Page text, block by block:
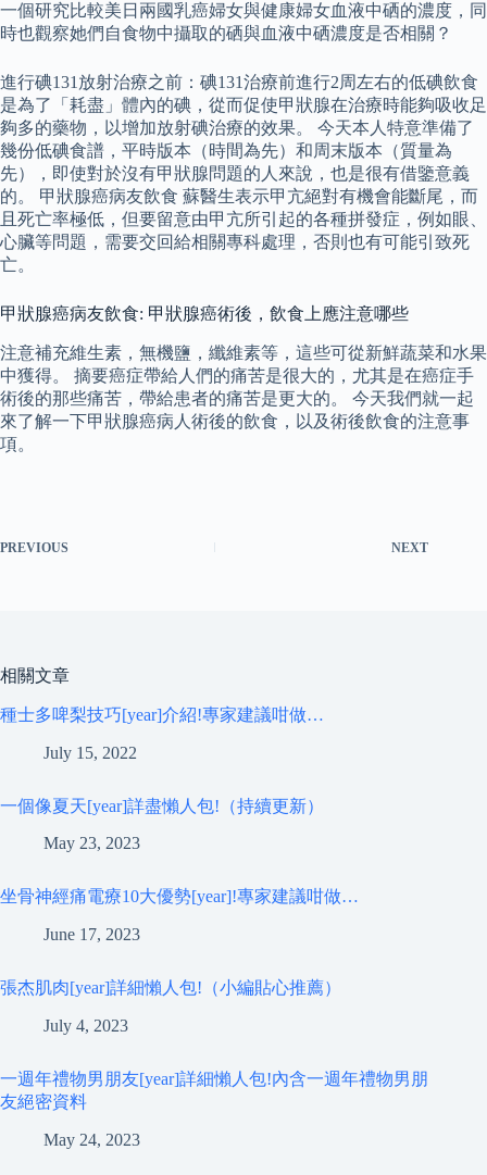
一個研究比較美日兩國乳癌婦女與健康婦女血液中硒的濃度，同
時也觀察她們自食物中攝取的硒與血液中硒濃度是否相關？
進行碘131放射治療之前：碘131治療前進行2周左右的低碘飲食
是為了「耗盡」體內的碘，從而促使甲狀腺在治療時能夠吸收足
夠多的藥物，以增加放射碘治療的效果。 今天本人特意準備了
幾份低碘食譜，平時版本（時間為先）和周末版本（質量為
先），即使對於沒有甲狀腺問題的人來說，也是很有借鑒意義
的。 甲狀腺癌病友飲食 蘇醫生表示甲亢絕對有機會能斷尾，而
且死亡率極低，但要留意由甲亢所引起的各種拼發症，例如眼、
心臟等問題，需要交回給相關專科處理，否則也有可能引致死
亡。
甲狀腺癌病友飲食: 甲狀腺癌術後，飲食上應注意哪些
注意補充維生素，無機鹽，纖維素等，這些可從新鮮蔬菜和水果
中獲得。 摘要癌症帶給人們的痛苦是很大的，尤其是在癌症手
術後的那些痛苦，帶給患者的痛苦是更大的。 今天我們就一起
來了解一下甲狀腺癌病人術後的飲食，以及術後飲食的注意事
項。
PREVIOUS NEXT
相關文章
種士多啤梨技巧[year]介紹!專家建議咁做…
July 15, 2022
一個像夏天[year]詳盡懶人包!（持續更新）
May 23, 2023
坐骨神經痛電療10大優勢[year]!專家建議咁做…
June 17, 2023
張杰肌肉[year]詳細懶人包!（小編貼心推薦）
July 4, 2023
一週年禮物男朋友[year]詳細懶人包!內含一週年禮物男朋
友絕密資料
May 24, 2023